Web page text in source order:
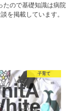
たので基礎知識は病院
を掲載しています。
子育て